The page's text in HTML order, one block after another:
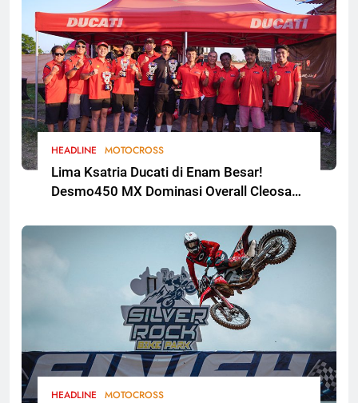
HEADLINE MOTOCROSS
Lima Ksatria Ducati di Enam Besar!
Desmo450 MX Dominasi Overall Cleosa
HEADLINE MOTOCROSS